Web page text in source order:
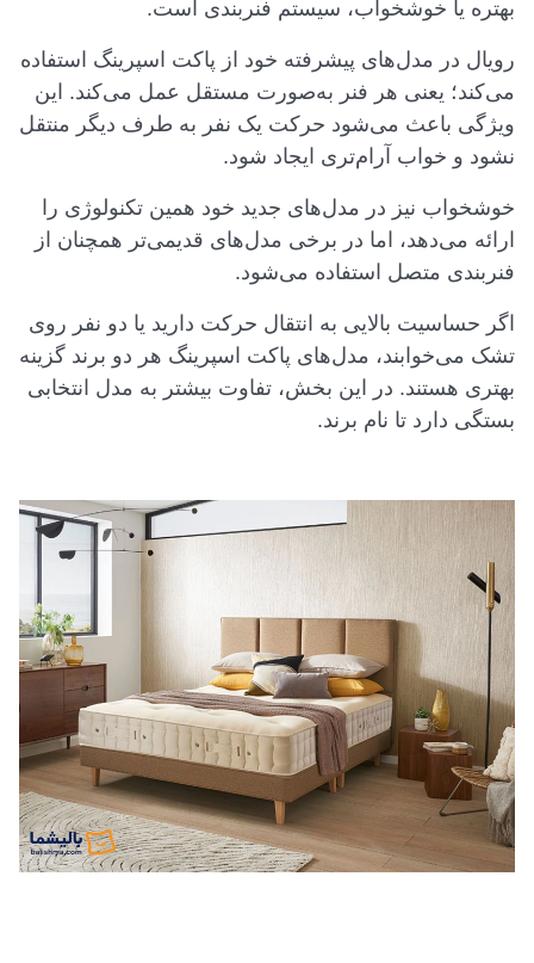
بهتره یا خوشخواب، سیستم فنربندی است.
رویال در مدل‌های پیشرفته خود از پاکت اسپرینگ استفاده
می‌کند؛ یعنی هر فنر به‌صورت مستقل عمل می‌کند. این
ویژگی باعث می‌شود حرکت یک نفر به طرف دیگر منتقل
نشود و خواب آرام‌تری ایجاد شود.
خوشخواب نیز در مدل‌های جدید خود همین تکنولوژی را
ارائه می‌دهد، اما در برخی مدل‌های قدیمی‌تر همچنان از
فنربندی متصل استفاده می‌شود.
اگر حساسیت بالایی به انتقال حرکت دارید یا دو نفر روی
تشک می‌خوابند، مدل‌های پاکت اسپرینگ هر دو برند گزینه
بهتری هستند. در این بخش، تفاوت بیشتر به مدل انتخابی
بستگی دارد تا نام برند.